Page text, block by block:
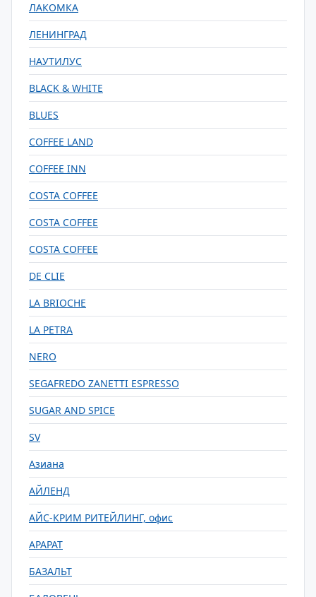
ЛАКОМКА
ЛЕНИНГРАД
НАУТИЛУС
BLACK & WHITE
BLUES
COFFEE LAND
COFFEE INN
COSTA COFFEE
COSTA COFFEE
COSTA COFFEE
DE CLIE
LA BRIOCHE
LA PETRA
NERO
SEGAFREDO ZANETTI ESPRESSO
SUGAR AND SPICE
SV
Азиана
АЙЛЕНД
АЙС-КРИМ РИТЕЙЛИНГ, офис
АРАРАТ
БАЗАЛЬТ